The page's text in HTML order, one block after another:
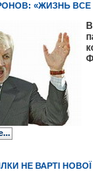
«ЖИЗНЬ
НЕ ВАРТІ НОВОЇ